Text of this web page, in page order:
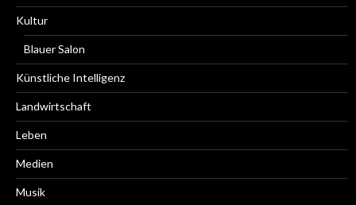
Kultur
Blauer Salon
Künstliche Intelligenz
Landwirtschaft
Leben
Medien
Musik